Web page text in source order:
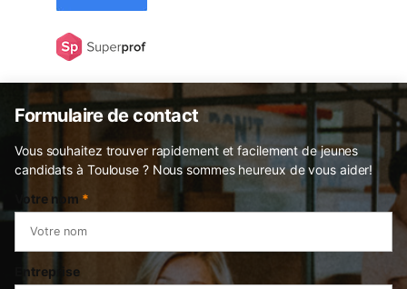
Formulaire de contact
Vous souhaitez trouver rapidement et facilement de jeunes
candidats à Toulouse ? Nous sommes heureux de vous aider!
Votre nom *
Entreprise